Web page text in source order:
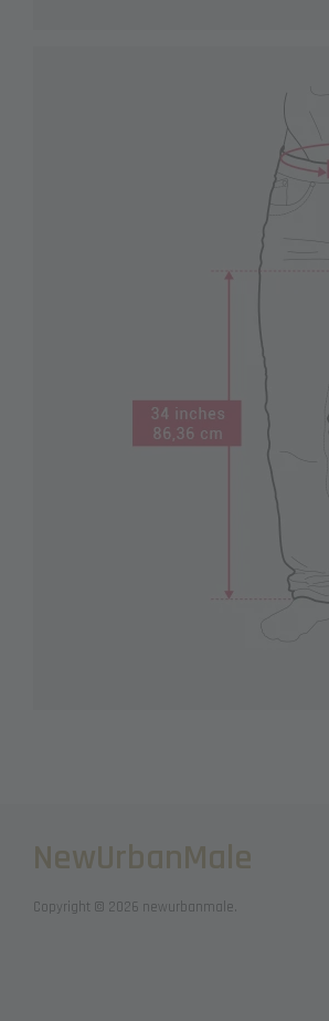
NewUrbanMale
Copyright © 2026 newurbanmale.